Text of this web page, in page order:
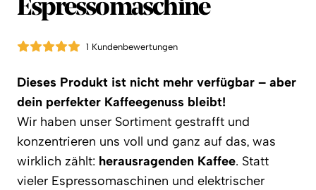
Espressomaschine
1 Kundenbewertungen
Dieses Produkt ist nicht mehr verfügbar – aber
dein perfekter Kaffeegenuss bleibt!
Wir haben unser Sortiment gestrafft und
konzentrieren uns voll und ganz auf das, was
wirklich zählt: herausragenden Kaffee. Statt
vieler Espressomaschinen und elektrischer